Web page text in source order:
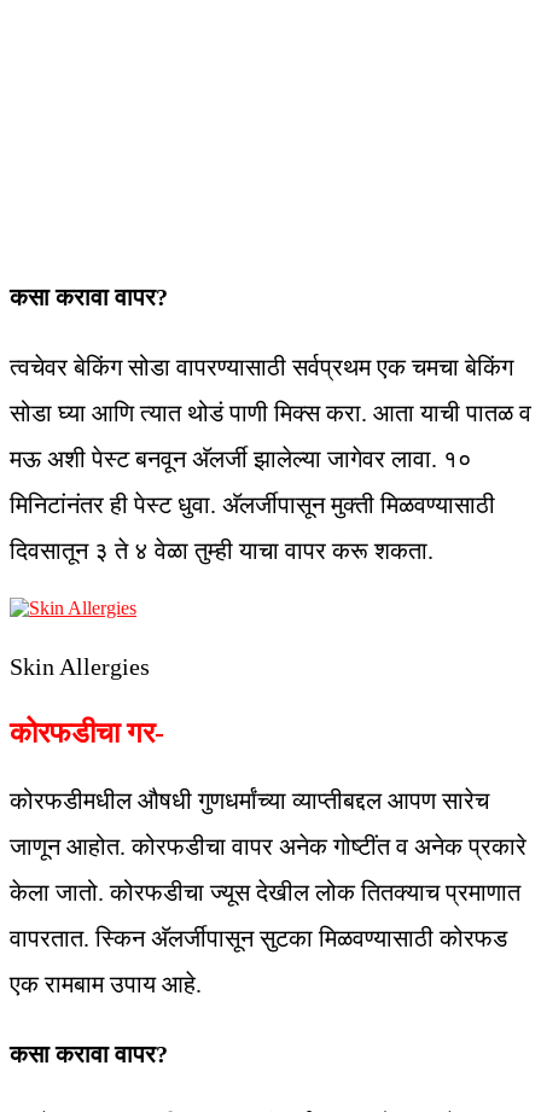
कसा करावा वापर?
त्वचेवर बेकिंग सोडा वापरण्यासाठी सर्वप्रथम एक चमचा बेकिंग
सोडा घ्या आणि त्यात थोडं पाणी मिक्स करा. आता याची पातळ व
मऊ अशी पेस्ट बनवून अ‍ॅलर्जी झालेल्या जागेवर लावा. १०
मिनिटांनंतर ही पेस्ट धुवा. अ‍ॅलर्जीपासून मुक्ती मिळवण्यासाठी
दिवसातून ३ ते ४ वेळा तुम्ही याचा वापर करू शकता.
Skin Allergies
कोरफडीचा गर-
कोरफडीमधील औषधी गुणधर्मांच्या व्याप्तीबद्दल आपण सारेच
जाणून आहोत. कोरफडीचा वापर अनेक गोष्टींत व अनेक प्रकारे
केला जातो. कोरफडीचा ज्यूस देखील लोक तितक्याच प्रमाणात
वापरतात. स्किन अ‍ॅलर्जीपासून सुटका मिळवण्यासाठी कोरफड
एक रामबाम उपाय आहे.
कसा करावा वापर?